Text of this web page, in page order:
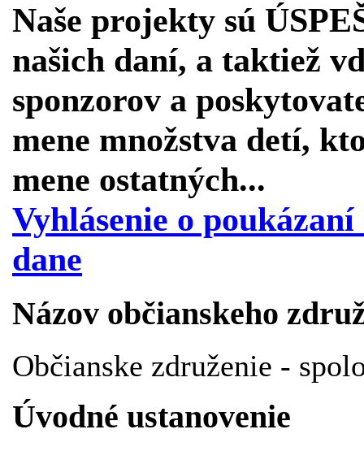
Naše projekty sú
našich daní, a taktiež
sponzorov a
mene množstva detí,
mene ostatných...
Vyhlásenie o
dane
Názov občianskeho
Občianske združenie -
Úvodné ustanovenie